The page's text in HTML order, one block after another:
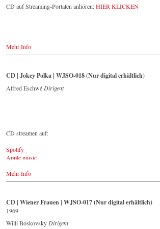
September 2022 is a testament to the liveliness efforts, which was
CD auf Streaming-Portalen anhören:HIER KLICKEN
Mehr Info
CD | Jokey Polka | WJSO-018 (Nur digital erhältlich)
Alfred Eschwé Dirigent
CD streamen auf:
Spotify
Apple music
Qobuz
Amazon
Deezer
Tidal
YouTube music
Mehr Info
CD | Wiener Frauen | WJSO-017 (Nur digital erhältlich)
1969
Willi Boskovsky Dirigent